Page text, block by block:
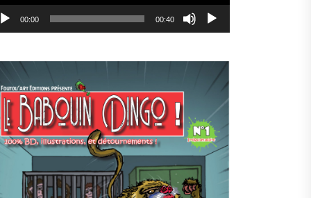
00:00 00:40